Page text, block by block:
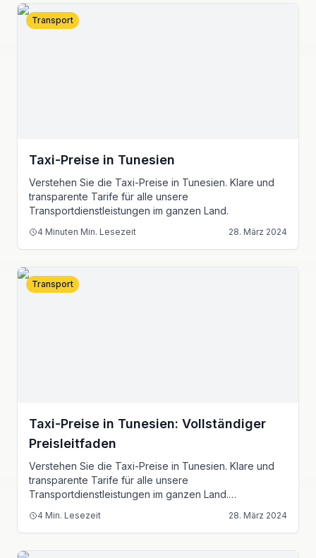
Transport
Taxi-Preise in Tunesien
Verstehen Sie die Taxi-Preise in Tunesien. Klare und
transparente Tarife für alle unsere
Transportdienstleistungen im ganzen Land.
4 Minuten Min. Lesezeit 28. März 2024
Transport
Taxi-Preise in Tunesien: Vollständiger
Preisleitfaden
Verstehen Sie die Taxi-Preise in Tunesien. Klare und
transparente Tarife für alle unsere
Transportdienstleistungen im ganzen Land.
Servicebereiche.
4 Min. Lesezeit 28. März 2024